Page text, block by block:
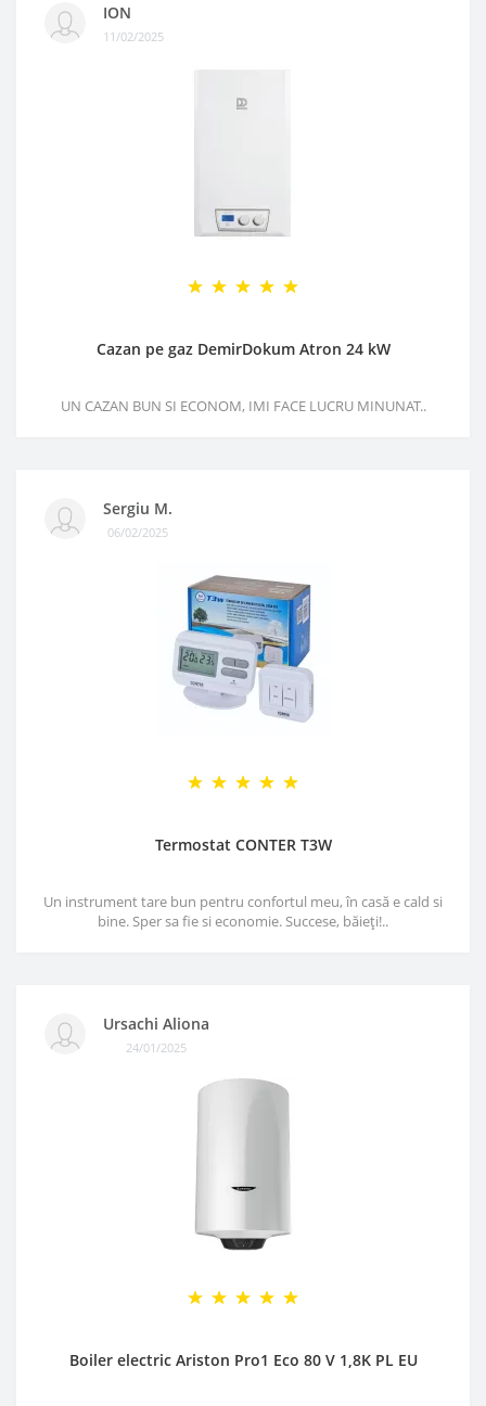
ION
11/02/2025
Cazan pe gaz DemirDokum Atron 24 kW
UN CAZAN BUN SI ECONOM, IMI FACE LUCRU MINUNAT..
Sergiu M.
06/02/2025
Termostat CONTER T3W
Un instrument tare bun pentru confortul meu, în casă e cald si
bine. Sper sa fie si economie. Succese, băieți!..
Ursachi Aliona
24/01/2025
Boiler electric Ariston Pro1 Eco 80 V 1,8K PL EU